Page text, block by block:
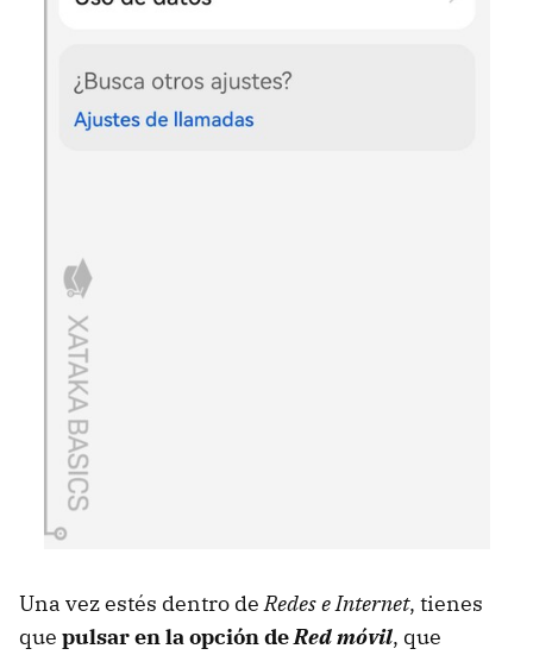
Una vez estés dentro deRedes e Internet, tienes
que pulsar en la opción deRed móvil, que